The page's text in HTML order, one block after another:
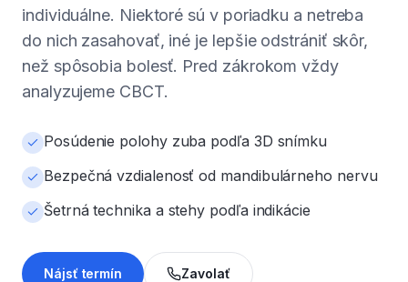
individuálne. Niektoré sú v poriadku a netreba
do nich zasahovať, iné je lepšie odstrániť skôr,
než spôsobia bolesť. Pred zákrokom vždy
analyzujeme CBCT.
Posúdenie polohy zuba podľa 3D snímku
Bezpečná vzdialenosť od mandibulárneho nervu
Šetrná technika a stehy podľa indikácie
Nájsť termín
Zavolať